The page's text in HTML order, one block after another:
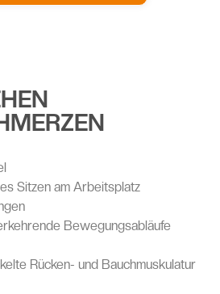
Sitzen am Arbeitsplatz
Bewegungsabläufe
Rücken- und Bauchmuskulatur